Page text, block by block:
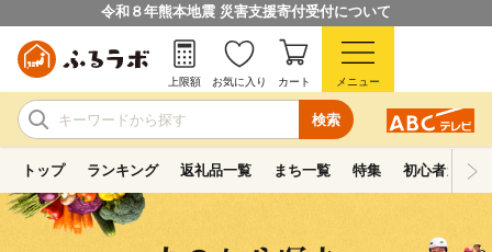
令和８年熊本地震 災害支援寄付受付について
検索
上限額 お気に入り カート メニュー
トップ ランキング 返礼品一覧 まち一覧 特集 初心者ガイド